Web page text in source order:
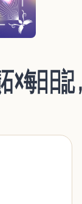
✕每日日記